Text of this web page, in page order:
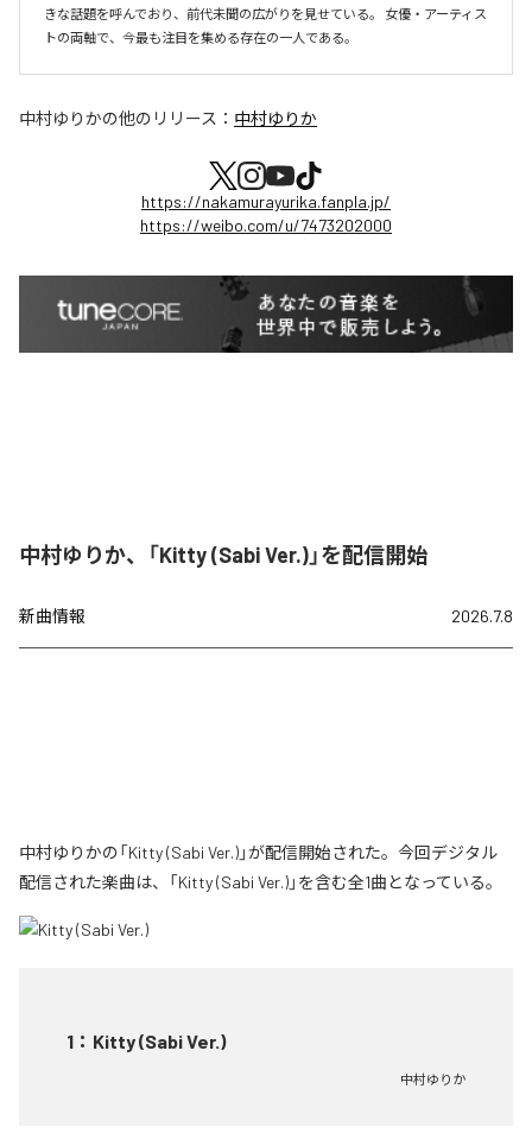
きな話題を呼んでおり、前代未聞の広がりを見せている。 女優・アーティス
トの両軸で、今最も注目を集める存在の一人である。
中村ゆりかの他のリリース： 中村ゆりか
https://nakamurayurika.fanpla.jp/
https://weibo.com/u/7473202000
中村ゆりか、「Kitty (Sabi Ver.)」を配信開始
新曲情報 2026.7.8
中村ゆりかの「Kitty (Sabi Ver.)」が配信開始された。今回デジタル
配信された楽曲は、「Kitty (Sabi Ver.)」を含む全1曲となっている。
1 ： Kitty (Sabi Ver.)
中村ゆりか